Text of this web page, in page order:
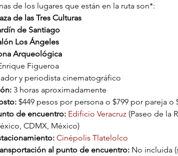
de los lugares que están en la ruta son*:
de las Tres Culturas
de Santiago
Los Ángeles
Arqueológica
Figueroa
y periodista cinematográfico
3 horas aproximadamente
$449 pesos por persona o $799 por pareja
de encuentro: Edificio Veracruz (Paseo de la
CDMX, México)
Cinépolis Tlatelolco
al punto de encuentro: No incluida